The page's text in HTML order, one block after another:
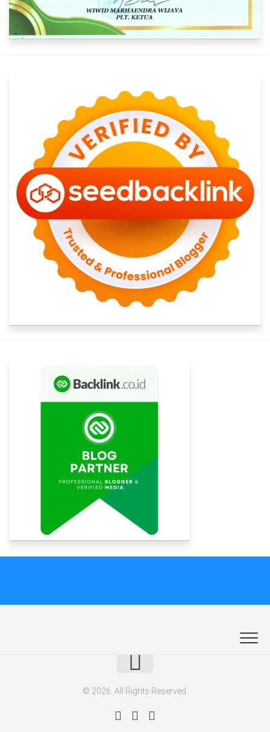
© 2026. All Rights Reserved.